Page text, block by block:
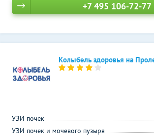
+7 495 106-72-77
Колыбель здоровья на
УЗИ почек
УЗИ почек и мочевого пузыря